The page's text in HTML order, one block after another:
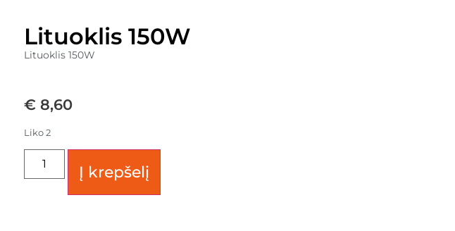
Lituoklis 150W
Lituoklis 150W
€ 8,60
Liko 2
Į krepšelį